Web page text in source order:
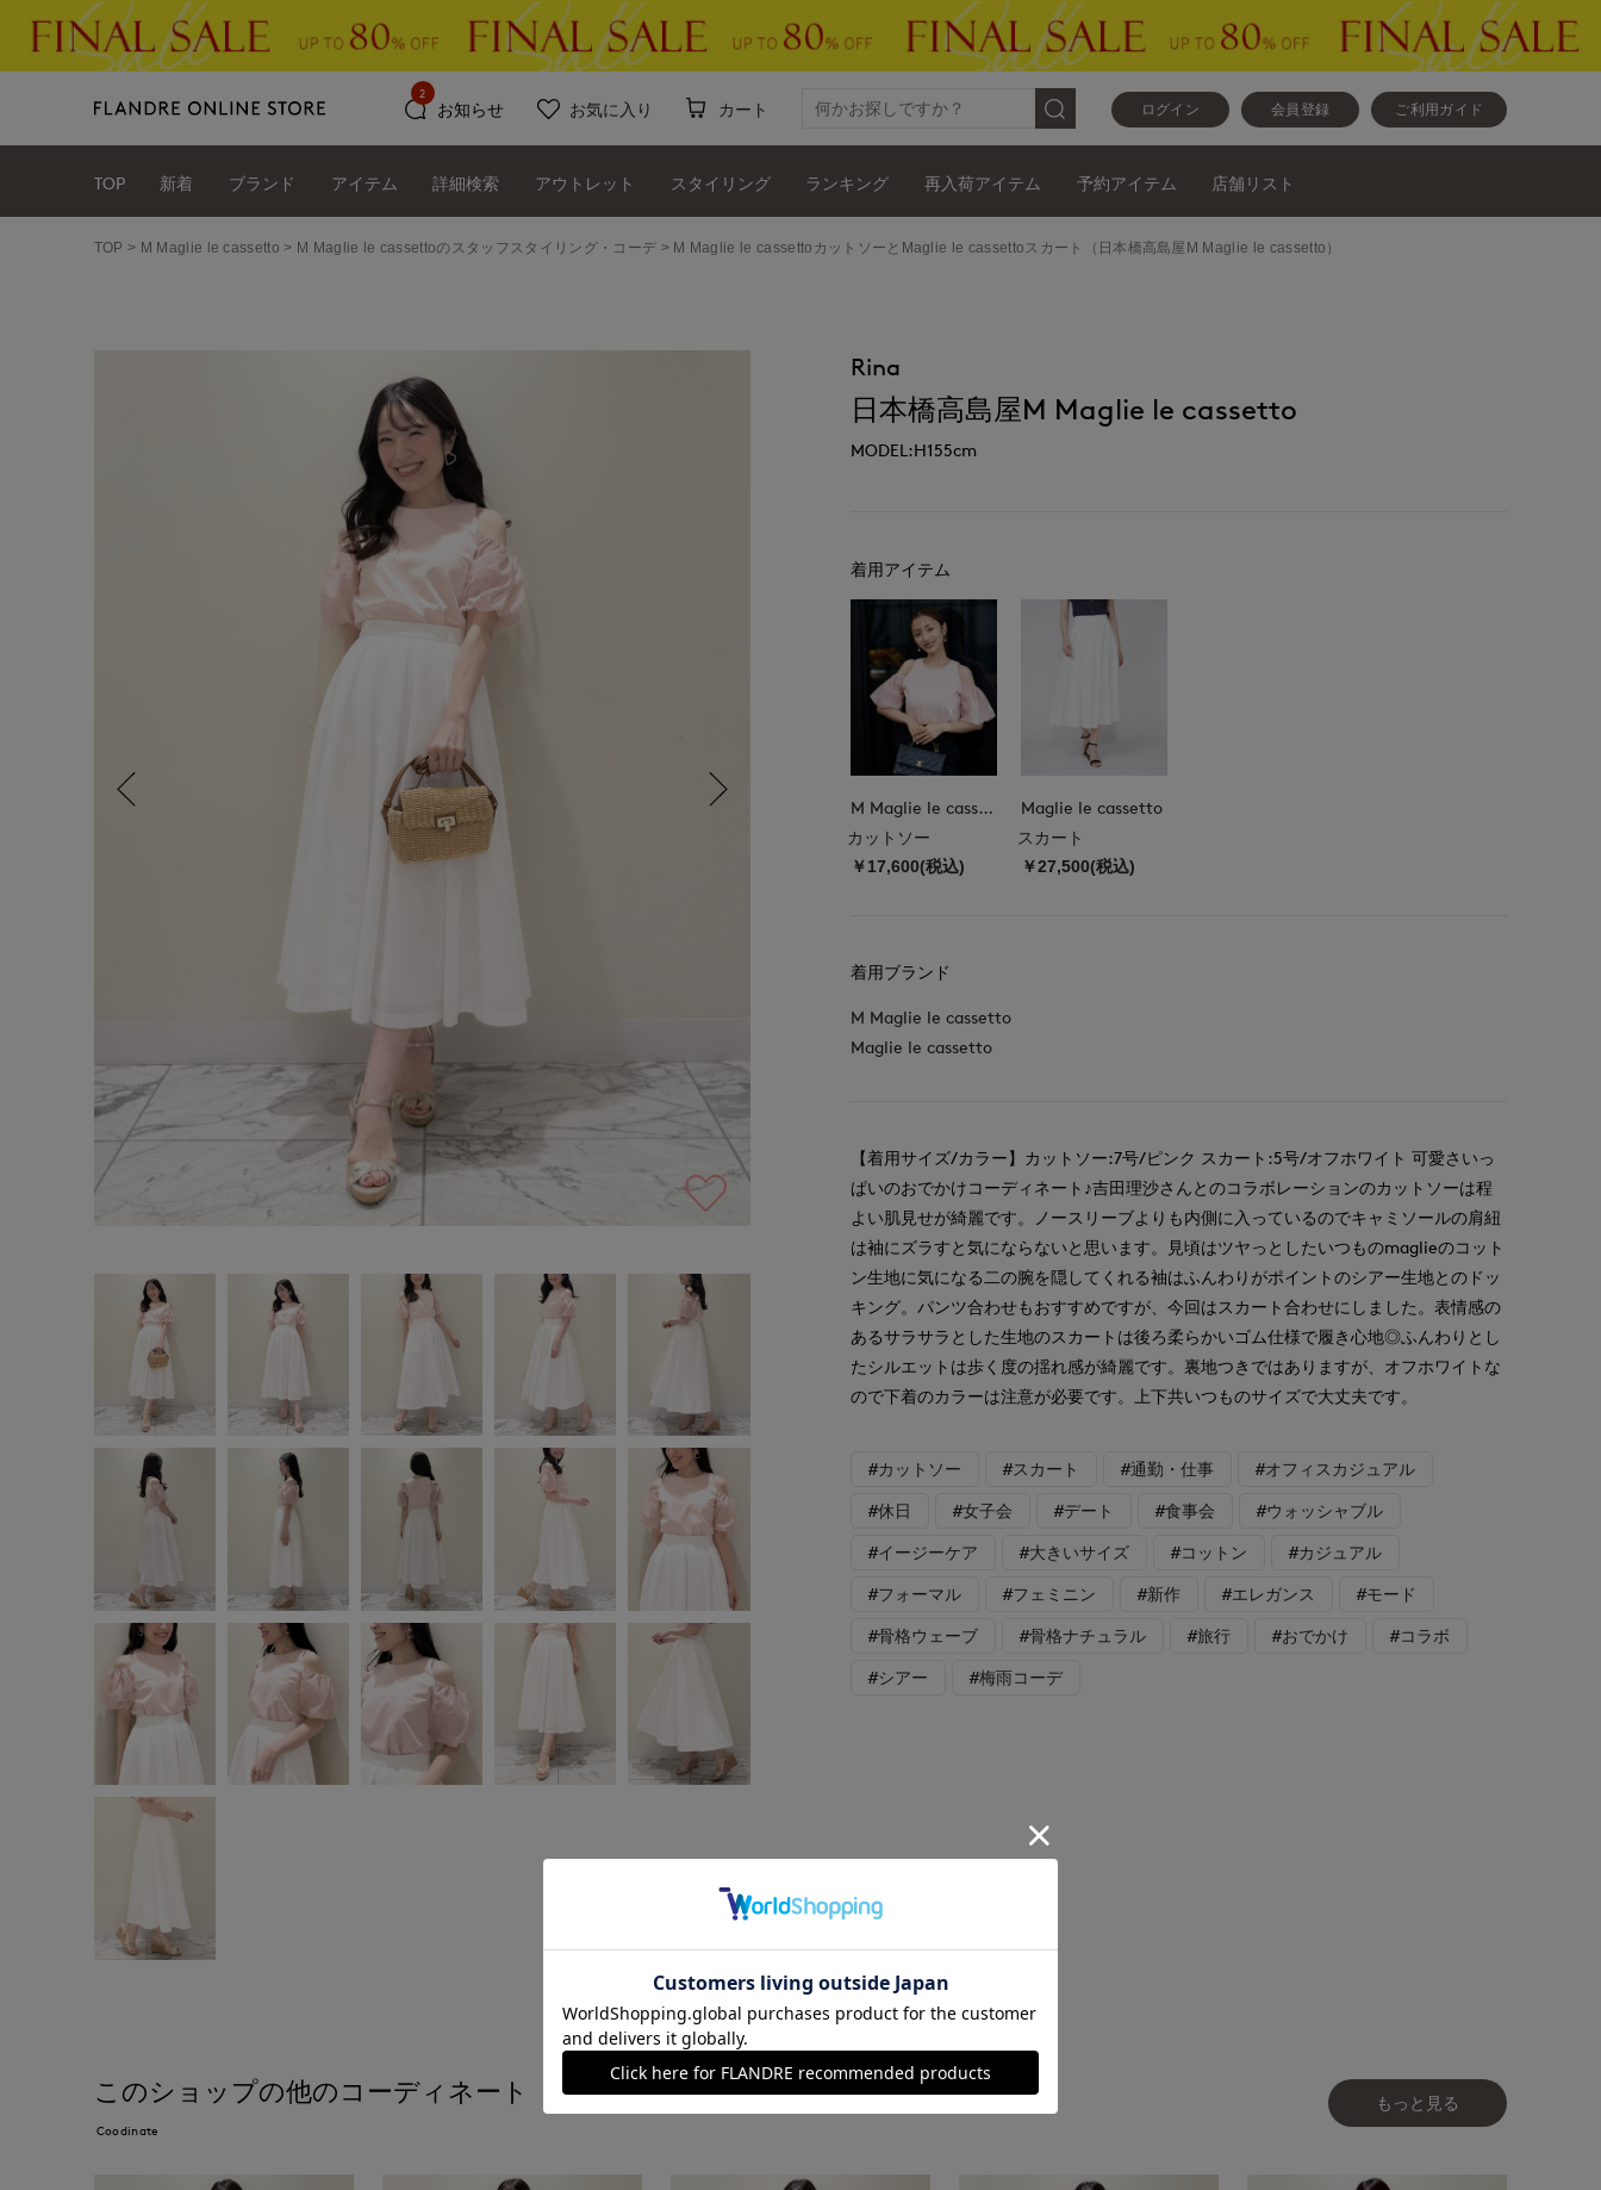
ログイン 会員登録 ご利用ガイド
お知らせ
2
お気に入り カート
TOP 新着 ブランド アイテム 詳細検索 アウトレット スタイリング ランキング 再入荷アイテム 予約アイテム 店舗リスト
TOP M Maglie le cassetto M Maglie le cassettoのスタッフスタイリング・コーデ M Maglie le cassettoカットソーとMaglie le cassettoスカート（日本橋高島屋M Maglie le cassetto）
Rina
日本橋高島屋M Maglie le cassetto
MODEL:H155cm
着用アイテム
M Maglie le cassetto
カットソー
￥17,600(税込)
Maglie le cassetto
スカート
￥27,500(税込)
着用ブランド
M Maglie le cassetto
Maglie le cassetto
【着用サイズ/カラー】カットソー:7号/ピンク スカート:5号/オフホワイト 可愛さいっ
ぱいのおでかけコーディネート♪吉田理沙さんとのコラボレーションのカットソーは程
よい肌見せが綺麗です。ノースリーブよりも内側に入っているのでキャミソールの肩紐
は袖にズラすと気にならないと思います。見頃はツヤっとしたいつものmaglieのコット
ン生地に気になる二の腕を隠してくれる袖はふんわりがポイントのシアー生地とのドッ
キング。パンツ合わせもおすすめですが、今回はスカート合わせにしました。表情感の
あるサラサラとした生地のスカートは後ろ柔らかいゴム仕様で履き心地◎ふんわりとし
たシルエットは歩く度の揺れ感が綺麗です。裏地つきではありますが、オフホワイトな
ので下着のカラーは注意が必要です。上下共いつものサイズで大丈夫です。
#カットソー #スカート #通勤・仕事 #オフィスカジュアル
#休日 #女子会 #デート #食事会 #ウォッシャブル
#イージーケア #大きいサイズ #コットン #カジュアル
#フォーマル #フェミニン #新作 #エレガンス #モード
#骨格ウェーブ #骨格ナチュラル #旅行 #おでかけ #コラボ
#シアー #梅雨コーデ
このショップの他のコーディネート
Coodinate
もっと見る